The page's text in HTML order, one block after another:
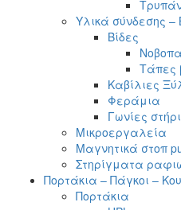
Υλικά σύνδεσης –
Βίδες
Τάπες
Καβίλιες
Φεράμια
Γωνίες
Μικροεργαλεία
Μαγνητικά στοπ
Στηρίγματα
Πορτάκια – Πάγκοι –
Πορτάκια